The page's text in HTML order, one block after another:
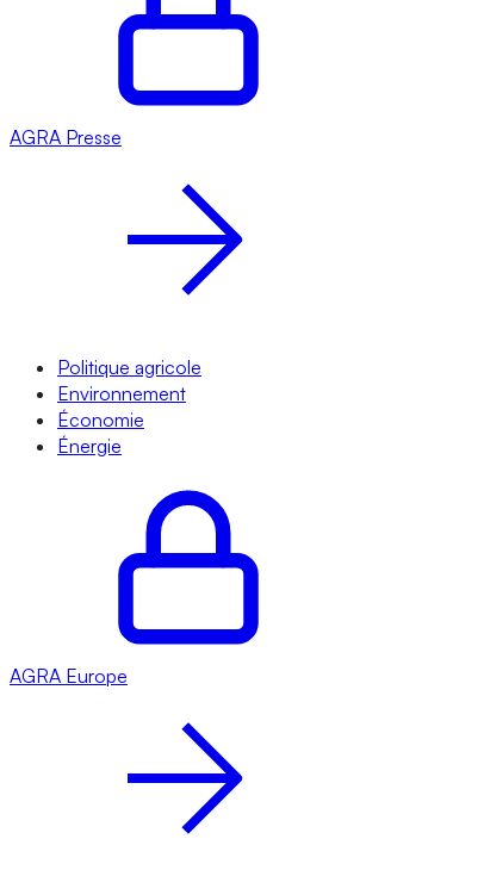
AGRA Presse
Politique agricole
Environnement
Économie
Énergie
AGRA Europe